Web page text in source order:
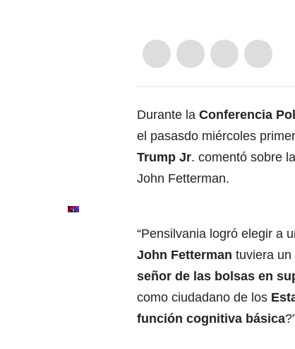
Durante la Conferencia
el pasasdo miércoles
Trump Jr. comentó sobre la
John Fetterman.
“Pensilvania logró elegir a
John Fetterman tuviera un
señor de las bolsas en
como ciudadano de los
función cognitiva básica